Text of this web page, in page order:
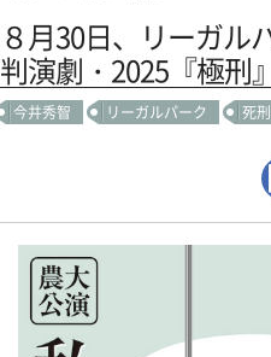
８月30日、リーガル
判演劇・2025『極刑
今井秀智 リーガルパーク 死